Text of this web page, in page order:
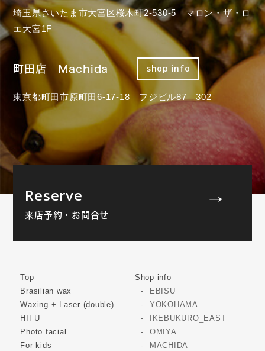
埼玉県さいたま市大宮区桜木町2-530-5 マロン・ザ・ロ
エ大宮1F
町田店 Machida shop info
東京都町田市原町田6-17-18 フジビル87 302
Reserve
来店予約・お問合せ
Top
Brasilian wax
Waxing + Laser (double)
HIFU
Photo facial
For kids
Shop info
EBISU
YOKOHAMA
IKEBUKURO_EAST
OMIYA
MACHIDA